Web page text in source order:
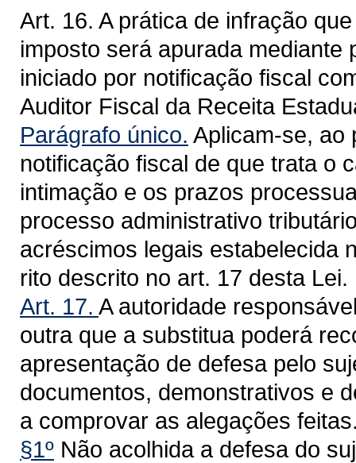
Art. 16. A prática de infração
imposto será apurada
iniciado por notificação fiscal
Auditor Fiscal da Receita
Parágrafo único. Aplicam-se, ao
notificação fiscal de que trata o
intimação e os prazos
processo administrativo
acréscimos legais estabelecida
rito descrito no art. 17 desta Lei.
Art. 17. A autoridade
outra que a substitua poderá
apresentação de defesa pelo
documentos, demonstrativos e
a comprovar as alegações
§1º Não acolhida a defesa do